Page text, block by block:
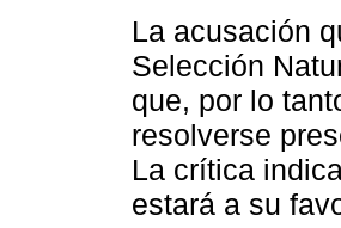
La acusación
Selección
que, por lo
resolverse
La crítica
estará a su